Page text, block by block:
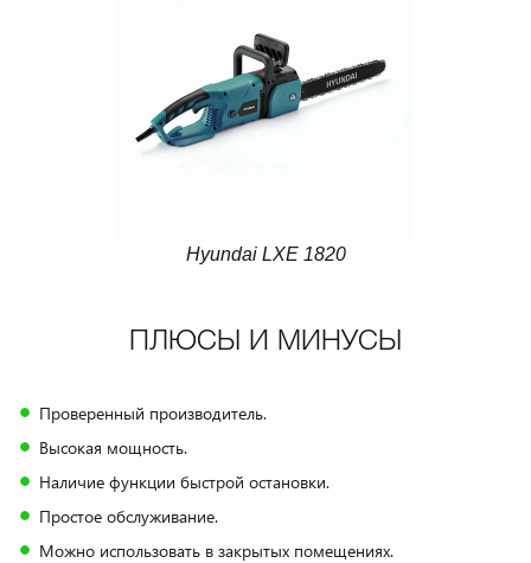
Hyundai LХЕ 1820
ПЛЮСЫ И МИНУСЫ
Проверенный производитель.
Высокая мощность.
Наличие функции быстрой остановки.
Простое обслуживание.
Можно использовать в закрытых помещениях.